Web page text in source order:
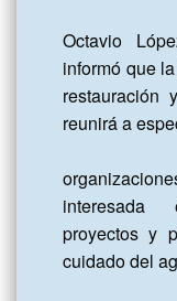
Octavio
informó que
restauración
reunirá a
interesada
proyectos y
cuidado del